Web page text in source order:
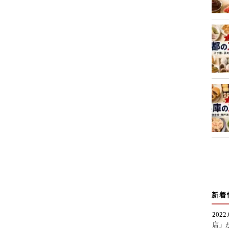
新着
店」